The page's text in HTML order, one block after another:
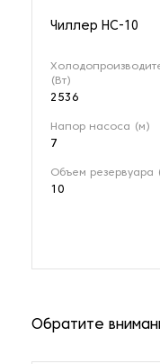
Чиллер HC-10
(Вт)
2536
Напор насоса (м)
7
Объем резервуара
10
Обратите